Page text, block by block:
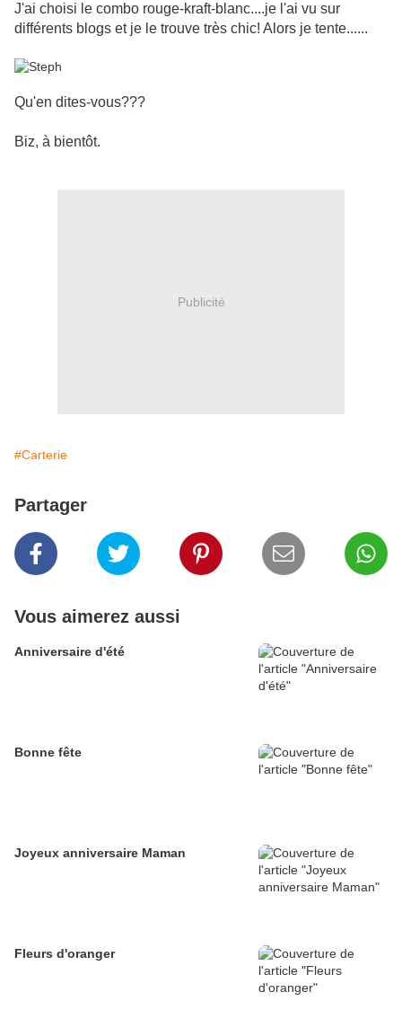
J'ai choisi le combo rouge-kraft-blanc....je l'ai vu sur
différents blogs et je le trouve très chic! Alors je tente......
Qu'en dites-vous???
Biz, à bientôt.
Publicité
#Carterie
Partager
Vous aimerez aussi
Anniversaire d'été
Bonne fête
Joyeux anniversaire Maman
Fleurs d'oranger